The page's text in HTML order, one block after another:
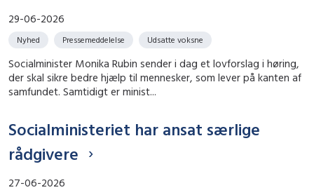
29-06-2026
Nyhed Pressemeddelelse Udsatte voksne
Socialminister Monika Rubin sender i dag et lovforslag i høring,
der skal sikre bedre hjælp til mennesker, som lever på kanten af
samfundet. Samtidigt er minist...
Socialministeriet har ansat særlige
rådgivere
27-06-2026